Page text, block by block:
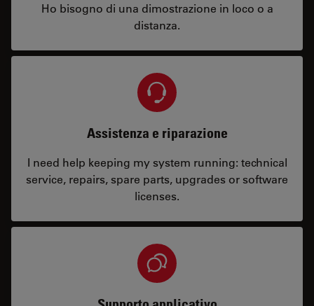
Ho bisogno di una dimostrazione in loco o a
distanza.
Assistenza e riparazione
I need help keeping my system running: technical
service, repairs, spare parts, upgrades or software
licenses.